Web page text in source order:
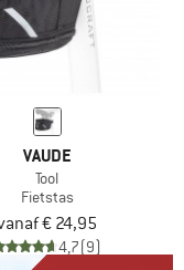
VAUDE
Tool
Fietstas
€ 24,95
4,7(9)